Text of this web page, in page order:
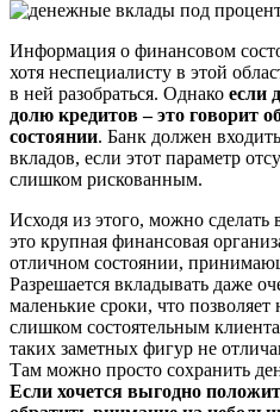
Информация о финансовом
хотя неспециалисту в этой
в ней разобраться. Однако если
долю кредитов – это говорит
состоянии. Банк должен
вкладов, если этот параметр
слишком рискованным.
Исходя из этого, можно
это крупная финансовая
отличном состоянии,
Разрешается вкладывать даже
маленькие сроки, что позволяет
слишком состоятельным
таких заметных фигур не
Там можно просто сохранить
Если хочется выгодно